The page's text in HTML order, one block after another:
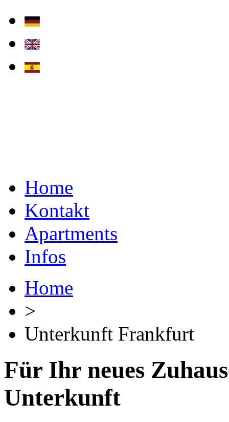
Home
Kontakt
Apartments
Infos
Home
>
Unterkunft Frankfurt
Für Ihr neues
Unterkunft